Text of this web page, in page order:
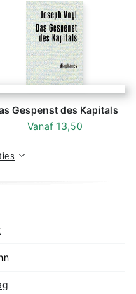
Gespenst des Kapitals
Vanaf 13,50